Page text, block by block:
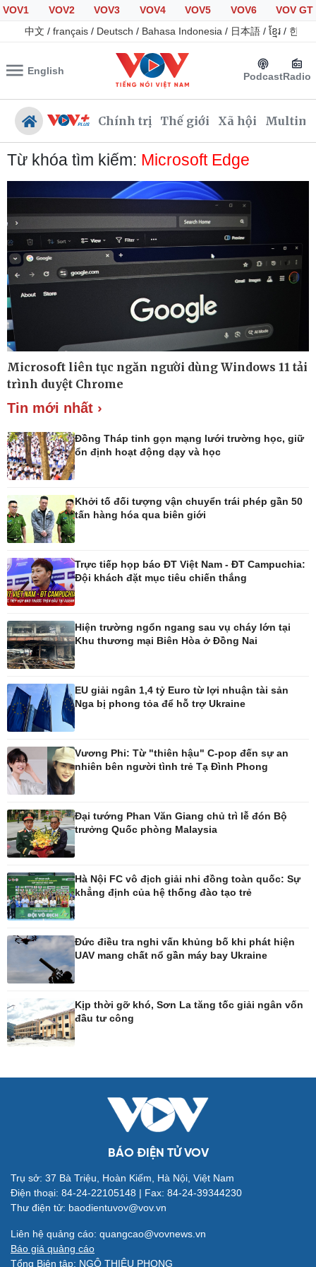
VOV1 VOV2 VOV3 VOV4 VOV5 VOV6
VOV GT
中文 / français / Deutsch / Bahasa Indonesia / 日本語 / ខ្មែរ / 한국
English PodcastRadio
Chính trị Thế giới Xã hội
Đảng
Tổ chức nhân sự
Quốc hội
Nhận diện sự thật
Tin 24h
Dự báo thời tiết
Biển đảo
Thế giới
Quan sát
Cuộc sống đó đây
Multimedia
Infographic
Kinh tế
Bất động sản
Khởi nghiệp
Thị trường
Tỷ giá
Chứng khoán
Pháp luật
Vụ án
Tin nóng
Tư vấn luật
Bóng đá quốc tế
Bóng đá Việt Nam
eSports
Hậu trường
Ô tô - Xe máy
Xe máy
Tư vấn
Doanh nghiệp 24h
Doanh nhân
Công nghệ
Sành điệu
Tin Công nghệ
Trải nghiệm
Chuyển đổi số
Dinh dưỡng - món ngon
Làm đẹp - giảm cân
Ăn sạch sống khỏe
Đời sống
Nhà đẹp
Blog
Văn hóa
Âm nhạc
Từ khóa tìm kiếm: Microsoft Edge
Microsoft liên tục ngăn người dùng Windows 11 tải
trình duyệt Chrome
Tin mới nhất ›
Đồng Tháp tinh gọn mạng lưới trường học, giữ
ổn định hoạt động dạy và học
Khởi tố đối tượng vận chuyển trái phép gần 50
tấn hàng hóa qua biên giới
Trực tiếp họp báo ĐT Việt Nam - ĐT Campuchia:
Đội khách đặt mục tiêu chiến thắng
Hiện trường ngổn ngang sau vụ cháy lớn tại
Khu thương mại Biên Hòa ở Đồng Nai
EU giải ngân 1,4 tỷ Euro từ lợi nhuận tài sản
Nga bị phong tỏa để hỗ trợ Ukraine
Vương Phi: Từ "thiên hậu" C-pop đến sự an
nhiên bên người tình trẻ Tạ Đình Phong
Đại tướng Phan Văn Giang chủ trì lễ đón Bộ
trưởng Quốc phòng Malaysia
Hà Nội FC vô địch giải nhi đồng toàn quốc: Sự
khẳng định của hệ thống đào tạo trẻ
Đức điều tra nghi vấn khủng bố khi phát hiện
UAV mang chất nổ gần máy bay Ukraine
Kịp thời gỡ khó, Sơn La tăng tốc giải ngân vốn
đầu tư công
BÁO ĐIỆN TỬ VOV
Trụ sở: 37 Bà Triệu, Hoàn Kiếm, Hà Nội, Việt Nam
Điện thoại: 84-24-22105148 | Fax: 84-24-39344230
Thư điện tử: baodientuvov@vov.vn
Liên hệ quảng cáo: quangcao@vovnews.vn
Báo giá quảng cáo
Tổng Biên tập: NGÔ THIỆU PHONG